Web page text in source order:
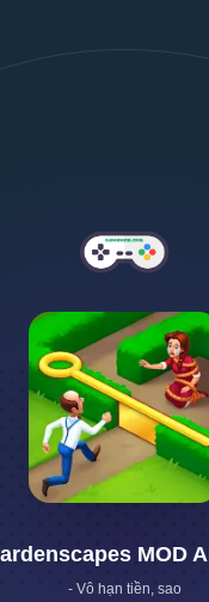
MOD
- Vô hạn tiền, sao